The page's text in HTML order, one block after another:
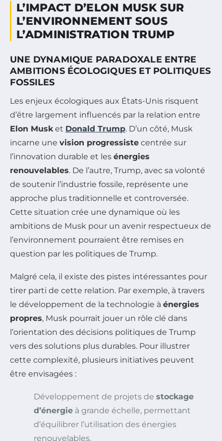
L’IMPACT D’ELON MUSK SUR
L’ENVIRONNEMENT SOUS
L’ADMINISTRATION TRUMP
UNE DYNAMIQUE PARADOXALE ENTRE
AMBITIONS ÉCOLOGIQUES ET POLITIQUES
FOSSILES
Les enjeux écologiques aux États-Unis risquent
d’être largement influencés par la relation entre
Elon Musk et Donald Trump. D’un côté, Musk
incarne une vision progressiste centrée sur
l’innovation durable et les énergies
renouvelables. De l’autre, Trump, avec sa volonté
de soutenir l’industrie fossile, représente une
approche plus traditionnelle et controversée.
Cette situation crée une dynamique où les
ambitions de Musk pour un avenir respectueux de
l’environnement pourraient être remises en
question par les politiques de Trump.
Malgré cela, il existe des pistes intéressantes pour
tirer parti de cette relation. Par exemple, à travers
le développement de la technologie à énergies
propres, Musk pourrait jouer un rôle clé dans
l’orientation des décisions politiques de Trump
vers des solutions plus durables. Pour illustrer
cette complexité, plusieurs initiatives peuvent
être envisagées :
Développement de projets de stockage
d’énergie à grande échelle, permettant
d’équilibrer l’utilisation des énergies
renouvelables.